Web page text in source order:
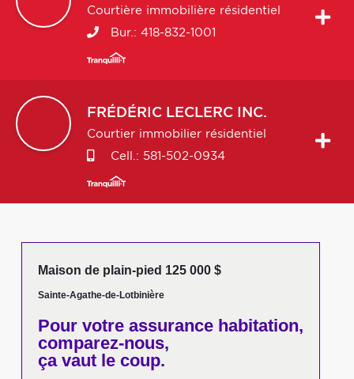
Courtière immobilière résidentiel
Bur.: 418-832-1001
FRÉDÉRIC LECLERC INC.
Courtier immobilier résidentiel
Cell.: 581-502-0934
Maison de plain-pied 125 000 $
Sainte-Agathe-de-Lotbinière
Pour votreassurance habitation,
comparez-nous,
ça vaut le coup.